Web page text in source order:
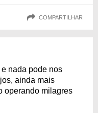
COMPARTILHAR
nada pode nos
ainda mais
operando milagres